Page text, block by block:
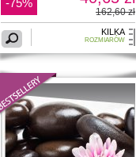
162,60 zł
KILKA
ROZMIARÓW